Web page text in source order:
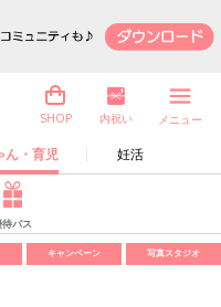
ん・育児 妊活
SHOP 内祝い メニュー
待パス
キャンペーン 写真スタジオ